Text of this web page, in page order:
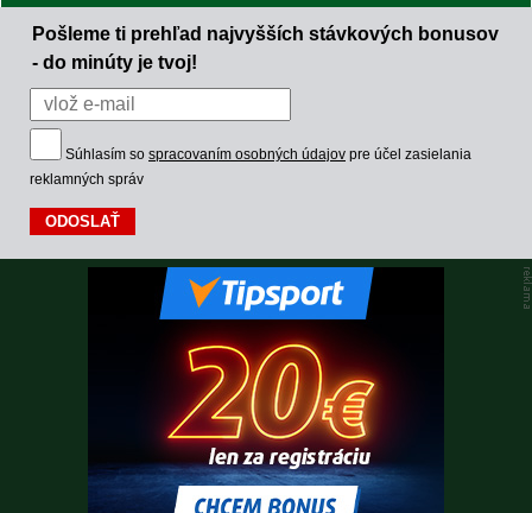
Pošleme ti prehľad najvyšších stávkových bonusov
- do minúty je tvoj!
Súhlasím so spracovaním osobných údajov pre účel zasielania
reklamných správ